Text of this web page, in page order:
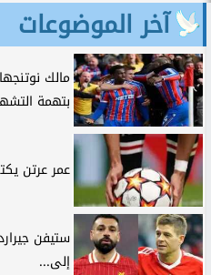
آخر الموضوعات
مالك
بتهمة
عمر عرتن
ستيفن
إلى...